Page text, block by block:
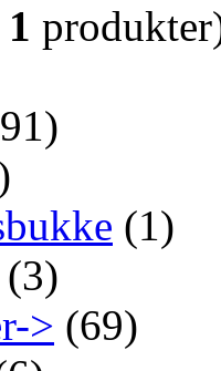
1
(1)
(3)
> (69)